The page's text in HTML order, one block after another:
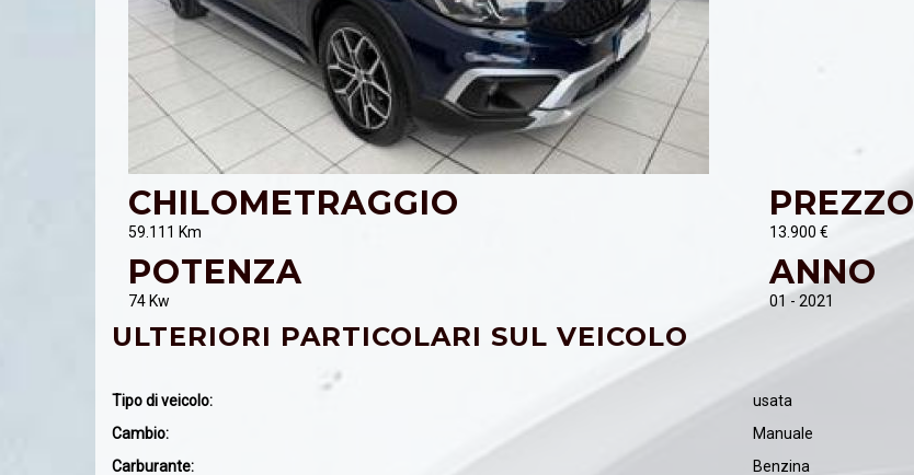
CHILOMETRAGGIO
59.111 Km
PREZZO
13.900 €
POTENZA
74 Kw
ANNO
01 - 2021
ULTERIORI PARTICOLARI SUL VEICOLO
Tipo di veicolo:
usata
Cambio:
Manuale
Carburante:
Benzina